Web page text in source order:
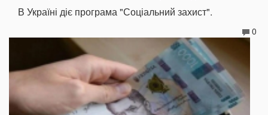
В Україні діє програма "Соціальний захист".
0